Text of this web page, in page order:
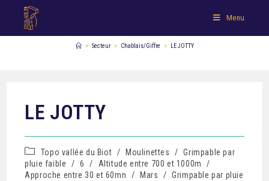
Menu
> Secteur > Chablais/Giffre > LE JOTTY
LE JOTTY
Topo vallée du Biot / Moulinettes / Grimpable par
pluie faible
/ 6 / Altitude entre 700 et 1000m
/
Approche entre 30 et 60mn
/ Mars / Grimpable par pluie